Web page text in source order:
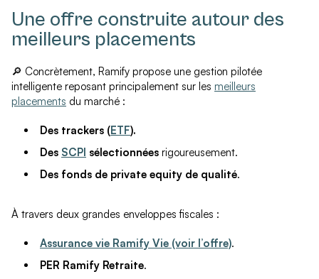
Une offre construite autour des
meilleurs placements
🔎 Concrètement, Ramify propose une gestion pilotée
intelligente reposant principalement sur les meilleurs
placements du marché :
Des trackers (ETF).
Des SCPI sélectionnées rigoureusement.
Des fonds de private equity de qualité.
À travers deux grandes enveloppes fiscales :
Assurance vie Ramify Vie (voir l’offre).
PER Ramify Retraite.